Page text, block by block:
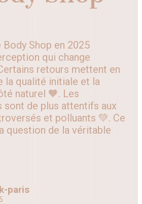
Body Shop en 2025
qui change
retours mettent en
la qualité initiale et la
naturel 🧡. Les
sont de plus attentifs aux
et polluants 💚. Ce
question de la véritable
paris